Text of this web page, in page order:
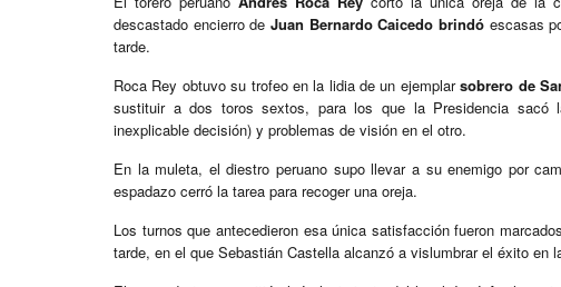
descastado encierro de Juan Bernardo Caicedo brindóescasas
tarde.
Roca Rey obtuvo su trofeo en la lidia de un ejemplarsobrero de
sustituir a dos toros sextos, para los que la Presidencia sacó
inexplicable decisión) y problemas de visión en el otro.
En la muleta, el diestro peruano supo llevar a su enemigo por
espadazo cerró la tarea para recoger una oreja.
Los turnos que antecedieron esa única satisfacción fueron
tarde, en el que Sebastián Castella alcanzó a vislumbrar el éxito en